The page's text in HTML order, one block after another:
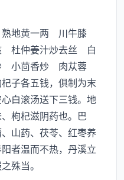
地黄一两 川牛膝
杜仲姜汁炒去丝 白
小茴香炒 肉苁蓉
子各五钱，俱制为末
白滚汤送下三钱。地
枸杞滋阴药也。巴
山药、茯苓、红枣养
者温而不热，丹溪立
殊当。